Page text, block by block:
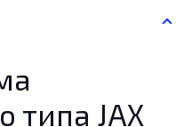
типа JAX